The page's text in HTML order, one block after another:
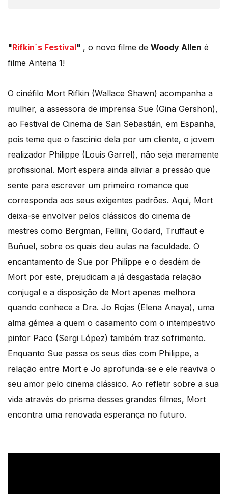
"Rifkin`s Festival" , o novo filme de Woody Allen é
filme Antena 1!
O cinéfilo Mort Rifkin (Wallace Shawn) acompanha a
mulher, a assessora de imprensa Sue (Gina Gershon),
ao Festival de Cinema de San Sebastián, em Espanha,
pois teme que o fascínio dela por um cliente, o jovem
realizador Philippe (Louis Garrel), não seja meramente
profissional. Mort espera ainda aliviar a pressão que
sente para escrever um primeiro romance que
corresponda aos seus exigentes padrões. Aqui, Mort
deixa-se envolver pelos clássicos do cinema de
mestres como Bergman, Fellini, Godard, Truffaut e
Buñuel, sobre os quais deu aulas na faculdade. O
encantamento de Sue por Philippe e o desdém de
Mort por este, prejudicam a já desgastada relação
conjugal e a disposição de Mort apenas melhora
quando conhece a Dra. Jo Rojas (Elena Anaya), uma
alma gémea a quem o casamento com o intempestivo
pintor Paco (Sergi López) também traz sofrimento.
Enquanto Sue passa os seus dias com Philippe, a
relação entre Mort e Jo aprofunda-se e ele reaviva o
seu amor pelo cinema clássico. Ao refletir sobre a sua
vida através do prisma desses grandes filmes, Mort
encontra uma renovada esperança no futuro.